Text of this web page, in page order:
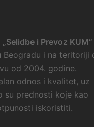
„Selidbe i Prevoz KUM“
Beogradu i na teritoriji
od 2004. godine.
odnos i kvalitet, uz
su prednosti koje kao
iskoristiti.